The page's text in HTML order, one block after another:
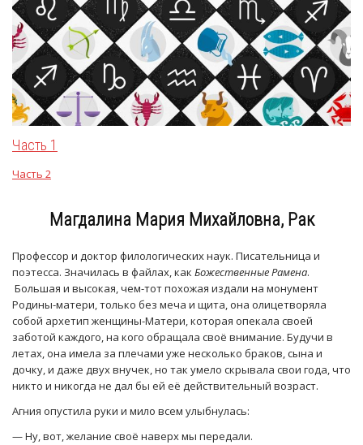
Часть 1
Часть 2
Магдалина Мария Михайловна, Рак
Профессор и доктор филологических наук. Писательница и
поэтесса. Значилась в файлах, как Божественные Рамена.
Большая и высокая, чем-тот похожая издали на монумент
Родины-матери, только без меча и щита, она олицетворяла
собой архетип женщины-Матери, которая опекала своей
заботой каждого, на кого обращала своё внимание. Будучи в
летах, она имела за плечами уже несколько браков, сына и
дочку, и даже двух внучек, но так умело скрывала свои года, что
никто и никогда не дал бы ей её действительный возраст.
Агния опустила руки и мило всем улыбнулась:
— Ну, вот, желание своё наверх мы передали.